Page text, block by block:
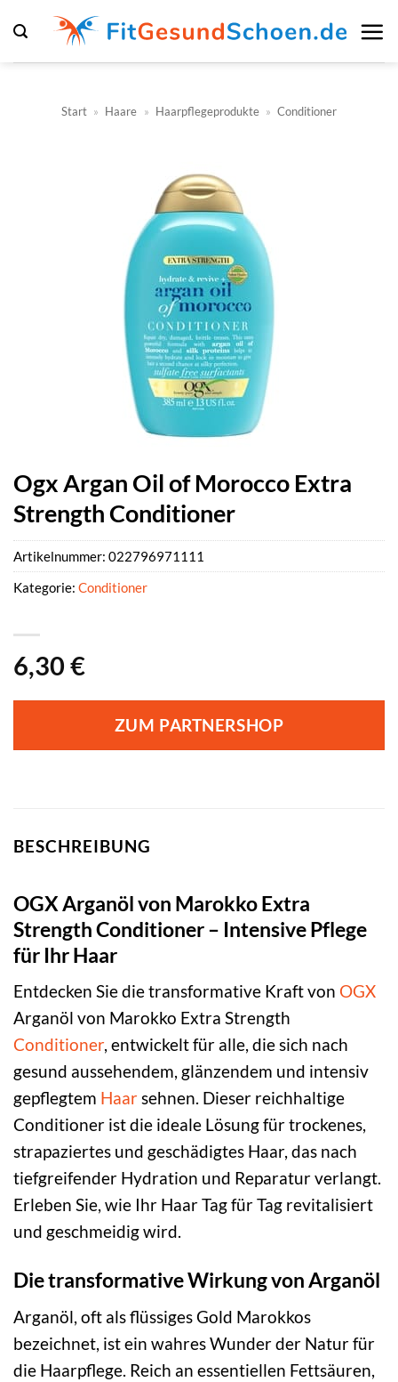
Inhalt
springen
Start » Haare » Haarpflegeprodukte » Conditioner
Ogx Argan Oil of Morocco Extra
Strength Conditioner
6,30 €
ZUM PARTNERSHOP
Artikelnummer: 022796971111
Kategorie: Conditioner
BESCHREIBUNG
OGX Arganöl von Marokko Extra
Strength Conditioner – Intensive Pflege
für Ihr Haar
Entdecken Sie die transformative Kraft von OGX
Arganöl von Marokko Extra Strength
Conditioner, entwickelt für alle, die sich nach
gesund aussehendem, glänzendem und intensiv
gepflegtem Haarsehnen. Dieser reichhaltige
Conditioner ist die ideale Lösung für trockenes,
strapaziertes und geschädigtes Haar, das nach
tiefgreifender Hydration und Reparatur verlangt.
Erleben Sie, wie Ihr Haar Tag für Tag revitalisiert
und geschmeidig wird.
Die transformative Wirkung von Arganöl
Arganöl, oft als flüssiges Gold Marokkos
bezeichnet, ist ein wahres Wunder der Natur für
die Haarpflege. Reich an essentiellen Fettsäuren,